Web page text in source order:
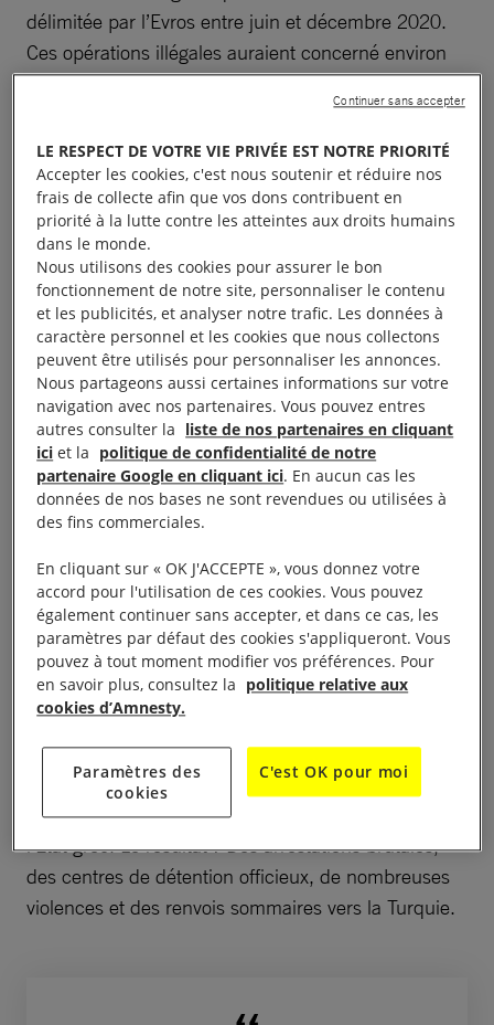
délimitée par l’Evros entre juin et décembre 2020.
Ces opérations illégales auraient concerné environ
un millier de personnes.
Des personnes venues
chercher la sécurité en
Grèce
Ces renvois forcés et complètement illégaux ont lieu
par voies terrestre et maritime. Notre rapport
s’intéresse principalement aux opérations illégales
menées dans la région du fleuve Evros, à la frontière
terrestre entre la Grèce et la Turquie.
renvoyé des réfugiés et des migrants après
l’ouverture unilatérale des frontières terrestres par la
Turquie. Depuis lors, ces pratiques, qui constituent
des violations des droits humains, sont devenues
courantes.
Selon Adriana Tidona, spécialiste des migrations en
Europe à Amnesty International, il semble y avoir un
travail de coordination entre différentes branches de
l’État grec. Le résultat ? Des arrestations brutales,
des centres de détention officieux, de nombreuses
violences et des renvois sommaires vers la Turquie.
LE RESPECT DE VOTRE VIE PRIVÉE EST NOTRE PRIORITÉ
Accepter les cookies, c'est nous soutenir et réduire nos
frais de collecte afin que vos dons contribuent en
priorité à la lutte contre les atteintes aux droits humains
dans le monde.
Nous utilisons des cookies pour assurer le bon
fonctionnement de notre site, personnaliser le contenu
et les publicités, et analyser notre trafic. Les données à
caractère personnel et les cookies que nous collectons
peuvent être utilisés pour personnaliser les annonces.
Nous partageons aussi certaines informations sur votre
navigation avec nos partenaires. Vous pouvez entres
autres consulter la liste de nos partenaires en cliquant
ici et la politique de confidentialité de notre
partenaire Google en cliquant ici. En aucun cas les
données de nos bases ne sont revendues ou utilisées à
des fins commerciales.
En cliquant sur « OK J'ACCEPTE », vous donnez votre
accord pour l'utilisation de ces cookies. Vous pouvez
également continuer sans accepter, et dans ce cas, les
paramètres par défaut des cookies s'appliqueront. Vous
pouvez à tout moment modifier vos préférences. Pour
en savoir plus, consultez la politique relative aux
cookies d’Amnesty.
Paramètres des
cookies
C'est OK pour moi
Continuer sans accepter